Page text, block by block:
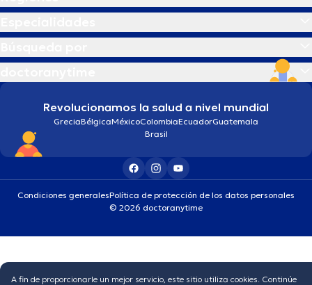
Revolucionamos la salud a nivel mundial
GreciaBélgicaMéxicoColombiaEcuadorGuatemala
Brasil
Condiciones generalesPolítica de protección de los datos personales
© 2026 doctoranytime
A fin de proporcionarle un mejor servicio, este sitio utiliza cookies. Continúe